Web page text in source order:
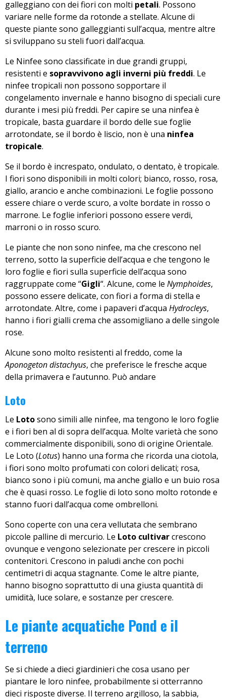
galleggiano con dei fiori con molti petali. Possono
variare nelle forme da rotonde a stellate. Alcune di
queste piante sono galleggianti sull’acqua, mentre altre
si sviluppano su steli fuori dall’acqua.
Le Ninfee sono classificate in due grandi gruppi,
resistenti e sopravvivono agli inverni più freddi. Le
ninfee tropicali non possono sopportare il
congelamento invernale e hanno bisogno di speciali cure
durante i mesi più freddi. Per capire se una ninfea è
tropicale, basta guardare il bordo delle sue foglie
arrotondate, se il bordo è liscio, non è una ninfea
tropicale.
Se il bordo è increspato, ondulato, o dentato, è tropicale.
I fiori sono disponibili in molti colori; bianco, rosso, rosa,
giallo, arancio e anche combinazioni. Le foglie possono
essere chiare o verde scuro, a volte bordate in rosso o
marrone. Le foglie inferiori possono essere verdi,
marroni o in rosso scuro.
Le piante che non sono ninfee, ma che crescono nel
terreno, sotto la superficie dell’acqua e che tengono le
loro foglie e fiori sulla superficie dell’acqua sono
raggruppate come “Gigli“. Alcune, come le Nymphoides,
possono essere delicate, con fiori a forma di stella e
arrotondate. Altre, come i papaveri d’acqua Hydrocleys,
hanno i fiori gialli crema che assomigliano a delle singole
rose.
Alcune sono molto resistenti al freddo, come la
Aponogeton distachyus, che preferisce le fresche acque
della primavera e l’autunno. Può andare
Loto
Le Lotosono simili alle ninfee, ma tengono le loro foglie
e i fiori ben al di sopra dell’acqua. Molte varietà che sono
commercialmente disponibili, sono di origine Orientale.
Le Loto (Lotus) hanno una forma che ricorda una ciotola,
i fiori sono molto profumati con colori delicati; rosa,
bianco sono i più comuni, ma anche giallo e un buio rosa
che è quasi rosso. Le foglie di loto sono molto rotonde e
stanno fuori dall’acqua come ombrelloni.
Sono coperte con una cera vellutata che sembrano
piccole palline di mercurio. Le Loto cultivarcrescono
ovunque e vengono selezionate per crescere in piccoli
contenitori. Crescono in paludi anche con pochi
centimetri di acqua stagnante. Come le altre piante,
hanno bisogno soprattutto di una giusta quantità di
umidità, luce solare, e sostanze per crescere.
Le piante acquatiche Pond e il
terreno
Se si chiede a dieci giardinieri che cosa usano per
piantare le loro ninfee, probabilmente si otterranno
dieci risposte diverse. Il terreno argilloso, la sabbia,